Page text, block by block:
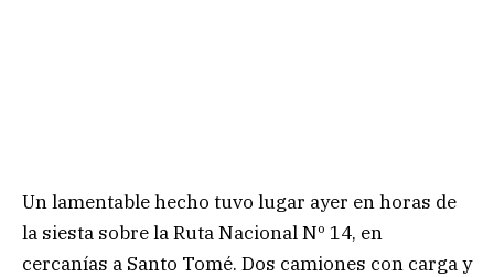
Un lamentable hecho tuvo lugar ayer en horas de
la siesta sobre la Ruta Nacional Nº 14, en
cercanías a Santo Tomé. Dos camiones con carga y